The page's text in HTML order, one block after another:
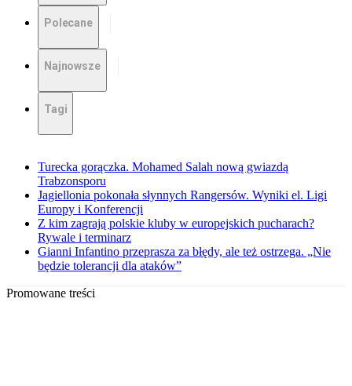
Polecane
Najnowsze
Tagi
Turecka gorączka. Mohamed Salah nową gwiazdą
Trabzonsporu
Jagiellonia pokonała słynnych Rangersów. Wyniki el. Ligi
Europy i Konferencji
Z kim zagrają polskie kluby w europejskich pucharach?
Rywale i terminarz
Gianni Infantino przeprasza za błędy, ale też ostrzega. „Nie
będzie tolerancji dla ataków”
Promowane treści